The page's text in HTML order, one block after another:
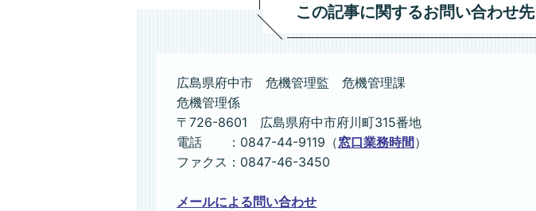
この記事に関するお問い合わせ先
広島県府中市 危機管理監 危機管理課
危機管理係
〒726-8601 広島県府中市府川町315番地
電話 ：0847-44-9119（窓口業務時間 ）
ファクス：0847-46-3450
メールによる問い合わせ